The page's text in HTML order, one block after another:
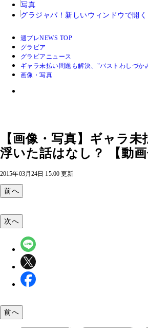
写真
グラジャパ！ 新しいウィンドウで開く
週プレNEWS TOP
グラビア
グラビアニュース
ギャラ未払い問題も解決、"バストわしづか
画像・写真
【画像・写真】ギャラ
浮いた話はなし？ 【動
2015年03月24日 15:00 更新
前へ
次へ
前へ